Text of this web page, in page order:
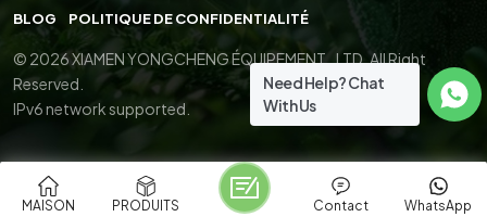
BLOG
POLITIQUE DE CONFIDENTIALITÉ
© 2026 XIAMEN YONGCHENG ÉQUIPEMENT., LTD. All Right
Reserved.
IPv6 network supported.
MAISON PRODUITS WhatsApp
Contact
Need Help? Chat
With Us